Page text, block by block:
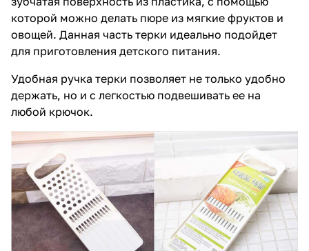
которой можно делать пюре из мягкие фруктов и
овощей. Данная часть терки идеально подойдет
для приготовления детского питания.
Удобная ручка терки позволяет не только удобно
держать, но и с легкостью подвешивать ее на
любой крючок.